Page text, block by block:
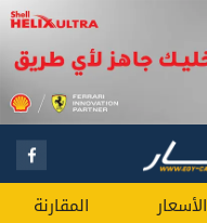
الأسعار المقارنة